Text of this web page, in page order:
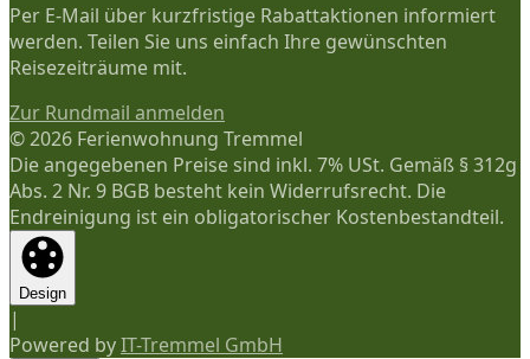
Per E-Mail über kurzfristige Rabattaktionen informiert
werden. Teilen Sie uns einfach Ihre gewünschten
Reisezeiträume mit.
Zur Rundmail anmelden
© 2026 Ferienwohnung Tremmel
Die angegebenen Preise sind inkl. 7% USt. Gemäß § 312g
Abs. 2 Nr. 9 BGB besteht kein Widerrufsrecht. Die
Endreinigung ist ein obligatorischer Kostenbestandteil.
Design
|
Powered byIT-Tremmel GmbH